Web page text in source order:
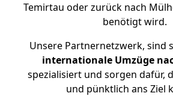
Temirtau oder zurück nach
benötigt wird.
Unsere Partnernetzwerk, sind
internationale Umzüge
spezialisiert und sorgen dafür,
und pünktlich ans Ziel